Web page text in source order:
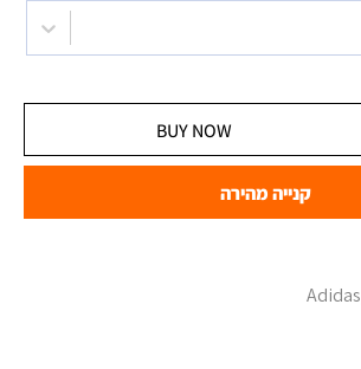
BUY NOW
קנייה מהירה
Adidas